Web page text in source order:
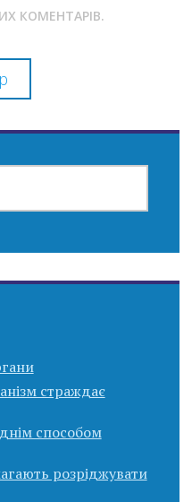
КОМЕНТАРІВ.
страждає
способом
розріджувати